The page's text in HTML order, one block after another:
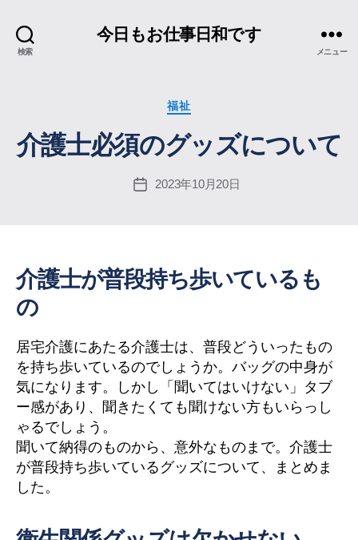
検索
今日もお仕事日和です
メニュー
カ
ゴ
リ
福祉
介護士必須のグッズについて
投
2023年10月20日
介護士が普段持ち歩いているも
の
居宅介護にあたる介護士は、普段どういったもの
を持ち歩いているのでしょうか。バッグの中身が
気になります。しかし「聞いてはいけない」タブ
ー感があり、聞きたくても聞けない方もいらっし
ゃるでしょう。
聞いて納得のものから、意外なものまで。介護士
が普段持ち歩いているグッズについて、まとめま
した。